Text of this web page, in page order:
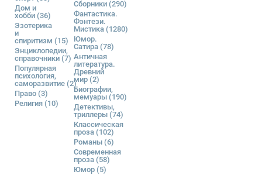
Дом и
хобби (36)
Эзотерика
и
спиритизм (15)
Энциклопедии,
справочники (7)
Популярная
психология,
саморазвитие (2)
Право (3)
Религия (10)
Сборники (290)
Фантастика.
Фэнтези.
Мистика (1280)
Юмор.
Сатира (78)
Античная
литература.
Древний
мир (2)
Биографии,
мемуары (190)
Детективы,
триллеры (74)
Классическая
проза (102)
Романы (6)
Современная
проза (58)
Юмор (5)